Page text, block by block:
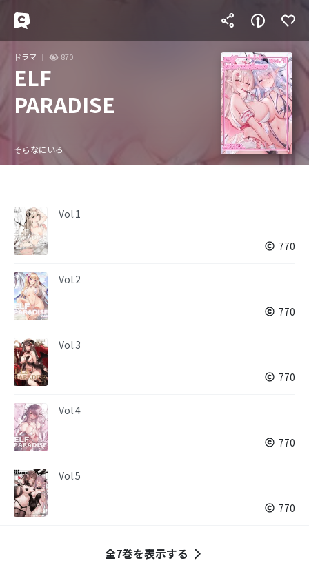
ドラマ 870
ELF
PARADISE
そらなにいろ
Vol.1
770
Vol.2
770
Vol.3
770
Vol.4
770
Vol.5
770
全7巻を表示する